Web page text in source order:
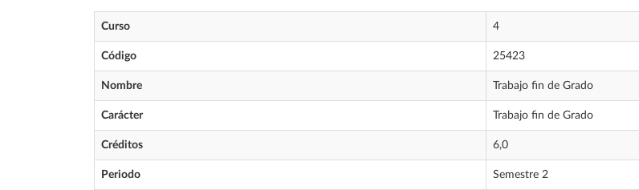
Curso 4
Código 25423
Nombre Trabajo fin de Grado
Carácter Trabajo fin de Grado
Créditos 6,0
Periodo Semestre 2